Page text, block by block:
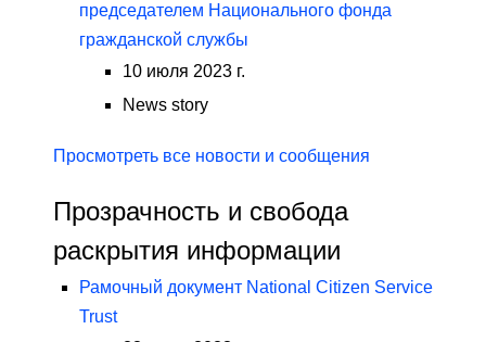
председателем Национального фонда
гражданской службы
10 июля 2023 г.
News story
Просмотреть все новости и сообщения
Прозрачность и свобода
раскрытия информации
Рамочный документ National Citizen Service
Trust